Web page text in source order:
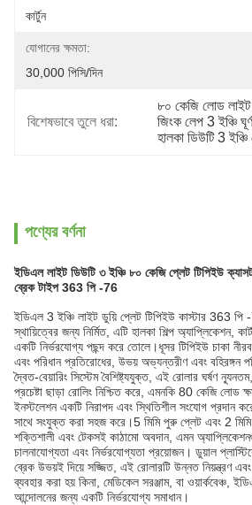
কার্টুন
যোগানের ক্ষমতা:
30,000 পিসি/দিন
বিশেষভাবে তুলে ধরা:
৮০ কেজি লোড লাইট
জিংক লেপ 3 ইঞ্চি
হালকা ডিউটি 3
পণ্যের বর্ণনা
ইডিএল লাইট ডিউটি ৩ ইঞ্চি ৮০ কেজি প্লেট টিপিইউ
ব্রেক টাইপ 363 পি -76
ইডিএল 3 ইঞ্চি লাইট ডুয়ি প্লেট টিপিইউ কাস্টার 363 পি
স্থায়িত্বের জন্য নির্মিত, এটি হালকা শিল্প অ্যাপ্লিকেশন,
একটি নির্ভরযোগ্য পছন্দ করে তোলে।ধূসর টিপিইউ চাকা নীরব
এবং পরিধান প্রতিরোধের, উভয় অভ্যন্তরীণ এবং বহিরঙ্গন
দ্বৈত-বেয়ারিং সিস্টেম বৈশিষ্ট্যযুক্ত, এই রোলার ঘর্ষণ
প্রচেষ্টা ছাড়া রোলিং নিশ্চিত করে, এমনকি 80 কেজি লোড
ইনস্টলেশন একটি নিরাপদ এবং স্থিতিশীল সংযোগ প্রদান
সাথে সংযুক্ত করা সহজ করে।5 মিমি পুরু প্লেট এবং 2
শক্তিশালী এবং টেকসই কাঠামো অবদান, এমন
চালনাযোগ্যতা এবং নির্ভরযোগ্যতা প্রয়োজন। ডুয়াল
ব্রেক উভয়ই দিয়ে সজ্জিত, এই রোলারটি উন্নত নিয়ন্ত্রণ
ব্যবহার করা হয় কিনা, মেডিকেল সরঞ্জাম, বা ওয়ার্কবেঞ্চ,
আন্দোলনের জন্য একটি নির্ভরযোগ্য সমাধান।